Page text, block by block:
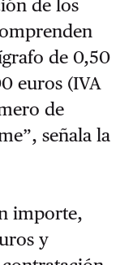
de los
de 0,50
euros (IVA
de
señala la
importe,
y